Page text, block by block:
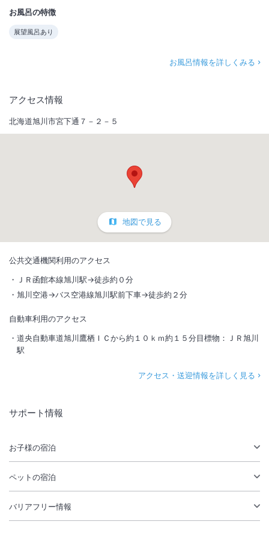
お風呂の特徴
展望風呂あり
お風呂情報を詳しくみる
アクセス情報
北海道旭川市宮下通７－２－５
地図で見る
公共交通機関利用のアクセス
ＪＲ函館本線旭川駅→徒歩約０分
旭川空港→バス空港線旭川駅前下車→徒歩約２分
自動車利用のアクセス
道央自動車道旭川鷹栖ＩＣから約１０ｋｍ約１５分目標物：ＪＲ旭川
駅
アクセス・送迎情報を詳しく見る
サポート情報
お子様の宿泊
ペットの宿泊
バリアフリー情報